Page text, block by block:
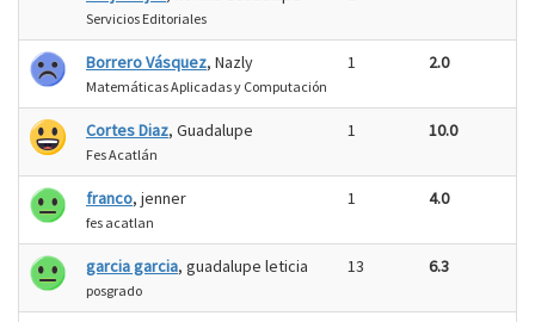
Servicios Editoriales
Borrero Vásquez, Nazly
Matemáticas Aplicadas y Computación
1 2.0
Cortes Diaz, Guadalupe
Fes Acatlán
1 10.0
franco, jenner
fes acatlan
1 4.0
garcia garcia, guadalupe leticia
posgrado
13 6.3